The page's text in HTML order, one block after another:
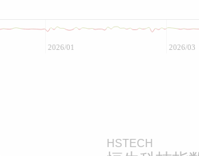
2026/01 2026/03
HSTECH